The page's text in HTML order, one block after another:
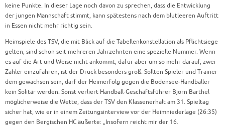
keine Punkte. In dieser Lage noch davon zu sprechen, dass die Entwicklung
der jungen Mannschaft stimmt, kann spätestens nach dem blutleeren Auftritt
in Essen nicht mehr richtig sein.
Heimspiele des TSV, die mit Blick auf die Tabellenkonstellation als Pflichtsiege
gelten, sind schon seit mehreren Jahrzehnten eine spezielle Nummer. Wenn
es auf die Art und Weise nicht ankommt, dafür aber um so mehr darauf, zwei
Zähler einzufahren, ist der Druck besonders groß. Sollten Spieler und Trainer
dem gewachsen sein, darf der Heimerfolg gegen die Bodensee-Handballer
kein Solitär werden. Sonst verliert Handball-Geschäftsführer Björn Barthel
möglicherweise die Wette, dass der TSV den Klassenerhalt am 31. Spieltag
sicher hat, wie er in einem Zeitungsinterview vor der Heimniederlage (26:35)
gegen den Bergischen HC äußerte: „Insofern reicht mir der 16.